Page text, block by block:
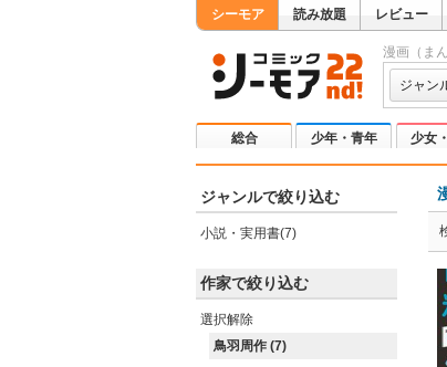
シーモア 読み放題 レビュー
漫画（ま
ジャン
総合 少年・青年 少女
ジャンルで絞り込む
小説・実用書(7)
作家で絞り込む
選択解除
鳥羽周作 (7)